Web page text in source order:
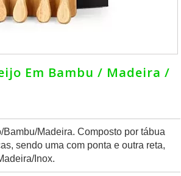
Em Bambu / Madeira /
Madeira. Composto por tábua
sendo uma com ponta e outra reta,
Inox.